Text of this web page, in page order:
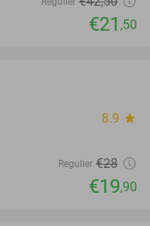
€21 ,50
8.9 star
Regulier €28
€19,90